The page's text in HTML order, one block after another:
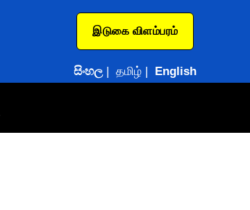
இடுகை விளம்பரம்
සිංහල|தமிழ் | English